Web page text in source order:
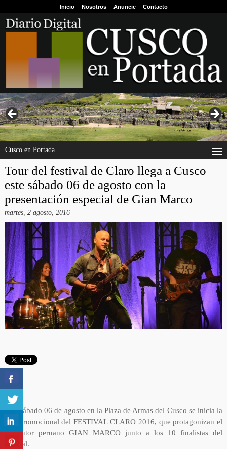
Inicio Nosotros Anuncie Contacto
Cusco en Portada
Tour del festival de Claro llega a Cusco
este sábado 06 de agosto con la
presentación especial de Gian Marco
martes, 2 agosto, 2016
Este sábado 06 de agosto en la Plaza de Armas del Cusco se inicia la
gira promocional del FESTIVAL CLARO 2016, que protagonizan el
cantautor peruano GIAN MARCO junto a los 10 finalistas del
festival.